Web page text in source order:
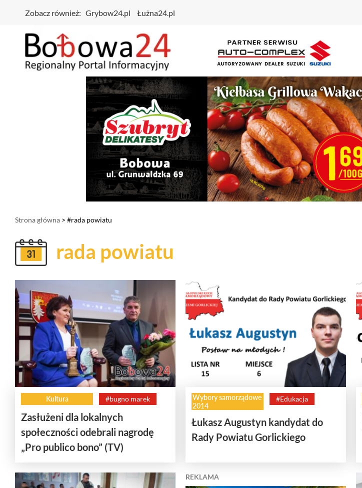
Zobacz również: Grybow24.pl Łużna24.pl
Strona główna > #rada powiatu
rada powiatu
Kultura #bugno marek
Zasłużeni dla lokalnych
społeczności odebrali nagrodę
„Pro publico bono” (TV)
Wybory samorządowe
2014
#Edukacja
Łukasz Augustyn kandydat do
Rady Powiatu Gorlickiego
REKLAMA